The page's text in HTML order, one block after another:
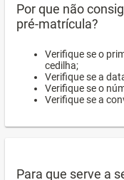
Por que não
pré-matrícula?
Verifique se o
cedilha;
Verifique se a
Verifique se o
Verifique se a
Para que serve a